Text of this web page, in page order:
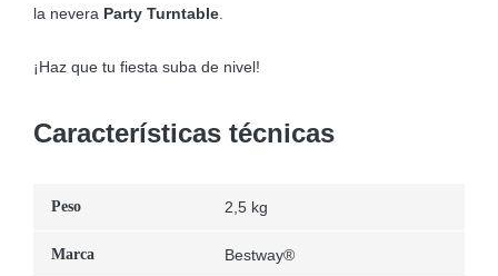
la neveraParty Turntable.
¡Haz que tu fiesta suba de nivel!
Características técnicas
Peso 2,5 kg
Marca Bestway®